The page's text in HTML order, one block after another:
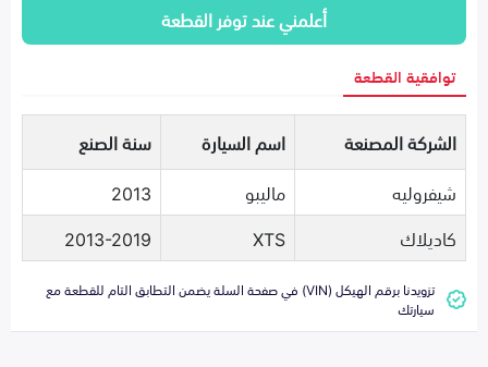
أعلمني عند توفر القطعة
توافقية القطعة
الشركة المصنعة اسم السيارة
سنة الصنع
شيفروليه
ماليبو
2013
كاديلاك
XTS
2013-2019
تزويدنا برقم الهيكل (VIN) في صفحة السلة يضمن التطابق التام للقطعة مع
سيارتك